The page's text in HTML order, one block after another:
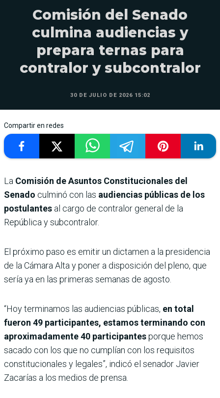
Comisión del Senado
culmina audiencias y
prepara ternas para
contralor y subcontralor
30 DE JULIO DE 2026 15:02
Compartir en redes
La Comisión de Asuntos Constitucionales del
Senado culminó con las audiencias públicas de los
postulantes al cargo de contralor general de la
República y subcontralor.
El próximo paso es emitir un dictamen a la presidencia
de la Cámara Alta y poner a disposición del pleno, que
sería ya en las primeras semanas de agosto.
“Hoy terminamos las audiencias públicas, en total
fueron 49 participantes, estamos terminando con
aproximadamente 40 participantesporque hemos
sacado con los que no cumplían con los requisitos
constitucionales y legales”, indicó el senador Javier
Zacarías a los medios de prensa.